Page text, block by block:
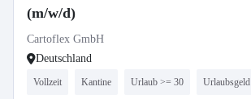
(m/w/d)
Cartoflex GmbH
Deutschland
Vollzeit Kantine Urlaub >= 30 Urlaubsgeld